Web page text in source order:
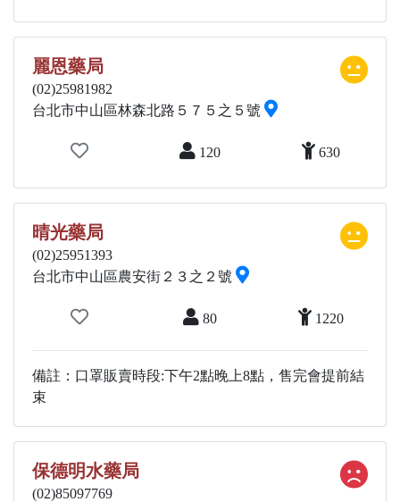
麗恩藥局
(02)25981982
台北市中山區林森北路５７５之５號
120 630
晴光藥局
(02)25951393
台北市中山區農安街２３之２號
80 1220
備註：口罩販賣時段:下午2點晚上8點，售完會提前結
束
保德明水藥局
(02)85097769